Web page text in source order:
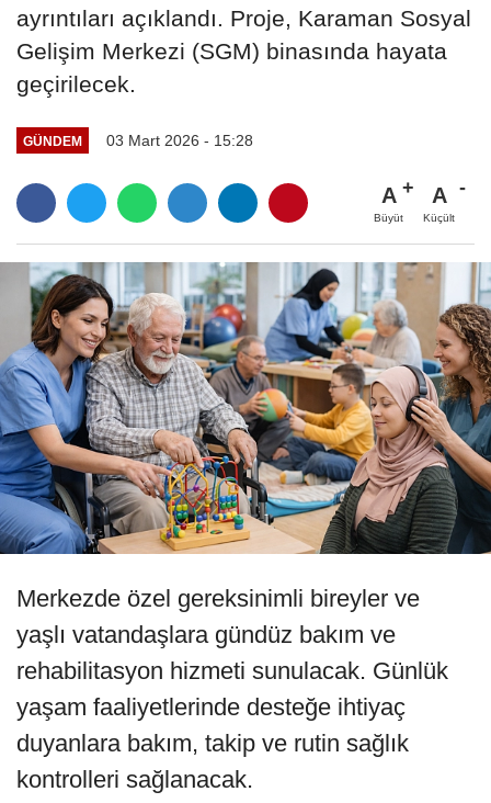
ayrıntıları açıklandı. Proje, Karaman Sosyal
Gelişim Merkezi (SGM) binasında hayata
geçirilecek.
GÜNDEM 03 Mart 2026 - 15:28
A
Büyüt
A
Küçült
Merkezde özel gereksinimli bireyler ve
yaşlı vatandaşlara gündüz bakım ve
rehabilitasyon hizmeti sunulacak. Günlük
yaşam faaliyetlerinde desteğe ihtiyaç
duyanlara bakım, takip ve rutin sağlık
kontrolleri sağlanacak.